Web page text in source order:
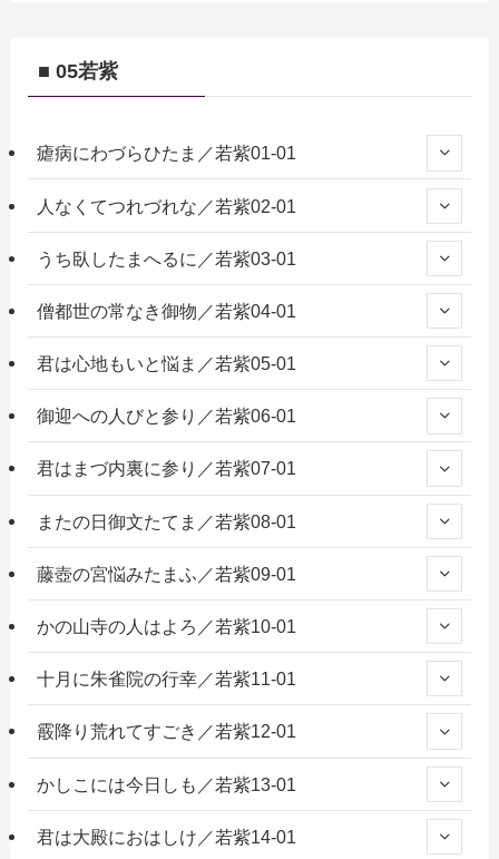
■ 05若紫
瘧病にわづらひたま／若紫01-01
人なくてつれづれな／若紫02-01
うち臥したまへるに／若紫03-01
僧都世の常なき御物／若紫04-01
君は心地もいと悩ま／若紫05-01
御迎への人びと参り／若紫06-01
君はまづ内裏に参り／若紫07-01
またの日御文たてま／若紫08-01
藤壺の宮悩みたまふ／若紫09-01
かの山寺の人はよろ／若紫10-01
十月に朱雀院の行幸／若紫11-01
霰降り荒れてすごき／若紫12-01
かしこには今日しも／若紫13-01
君は大殿におはしけ／若紫14-01